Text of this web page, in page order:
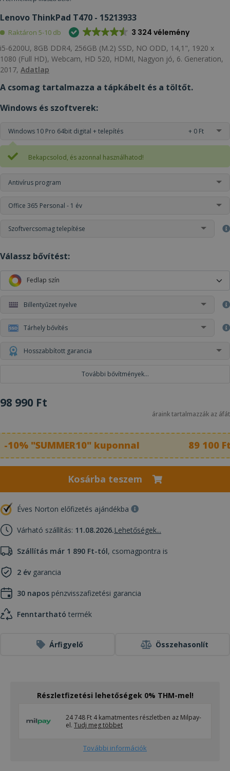
Lenovo ThinkPad T470 - 15213933
Raktáron 5-10 db 3 324 vélemény
i5-6200U, 8GB DDR4, 256GB (M.2) SSD, NO ODD, 14,1", 1920 x
1080 (Full HD), Webcam, HD 520, HDMI, Nagyon jó, 6. Generation,
2017, Adatlap
A csomag tartalmazza a tápkábelt és a töltőt.
Windows és szoftverek:
Windows 10 Pro 64bit digital + telepítés + 0 Ft
Bekapcsolod, és azonnal használhatod!
Antivírus program
Office 365 Personal - 1 év
Szoftvercsomag telepítése
Válassz bővítést:
Fedlap szín
Billentyűzet nyelve
Tárhely bővítés
Hosszabbított garancia
További bővítmények...
98 990 Ft
áraink tartalmazzák az áfát
-10% "SUMMER10" kuponnal 89 100
Kosárba teszem
Éves Norton előfizetés ajándékba
Várható szállítás: 11.08.2026.Lehetőségek...
Szállítás már 1 890 Ft-tól, csomagpontra is
2 évgarancia
30 napos pénzvisszafizetési garancia
Fenntartható termék
Árfigyelő Összehasonlít
Részletfizetési lehetőségek 0% THM-mel!
24 748 Ft 4 kamatmentes részletben az Milpay-
el. Tudj meg többet
További információk